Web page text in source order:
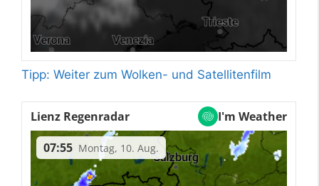
Tipp: Weiter zum Wolken- und Satellitenfilm